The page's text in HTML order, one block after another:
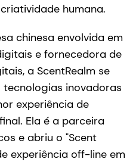
humana.
chinesa envolvida em
e fornecedora de
a ScentRealm se
inovadoras
experiência de
Ela é a parceira
e abriu o "Scent
experiência off-line em